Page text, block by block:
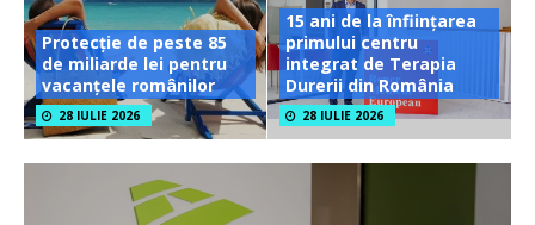
Protecție de peste 85
de miliarde lei pentru
vacanțele românilor
28 IULIE 2026
15 ani de la înființarea
primului centru
integrat de Terapia
Durerii din România
28 IULIE 2026